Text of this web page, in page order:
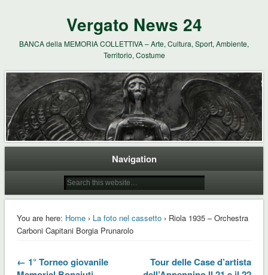
Vergato News 24
BANCA della MEMORIA COLLETTIVA – Arte, Cultura, Sport, Ambiente,
Territorio, Costume
Navigation
You are here: Home› La foto nel cassetto› Riola 1935 – Orchestra
Carboni Capitani Borgia Prunarolo
← 1° Torneo giovanile
Tour delle Case d’artista